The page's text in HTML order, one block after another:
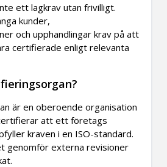
ett lagkrav utan frivilligt.
kunder,
och upphandlingar krav på att
certifierade enligt relevanta
är en oberoende organisation
att ett företags
kraven i en ISO-standard.
genomför externa revisioner